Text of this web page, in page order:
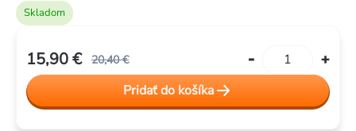
Skladom
20,40 €
15,90 €
Jednotková
cena:
Pridať do košíka